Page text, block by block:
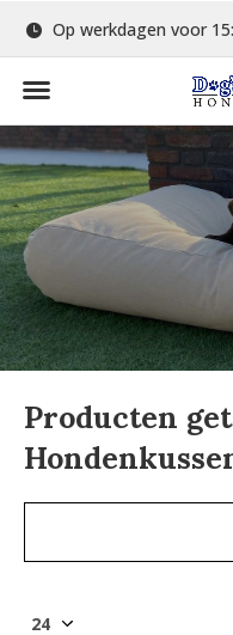
Op werkdagen voor 15:00 besteld,
Producten